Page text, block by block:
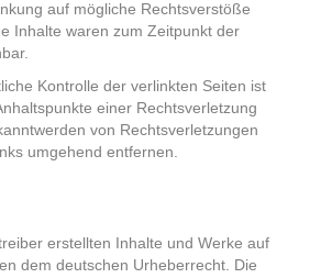
auf mögliche Rechtsverstöße
Inhalte waren zum Zeitpunkt der
Kontrolle der verlinkten Seiten ist
einer Rechtsverletzung
von Rechtsverletzungen
umgehend entfernen.
erstellten Inhalte und Werke auf
dem deutschen Urheberrecht. Die